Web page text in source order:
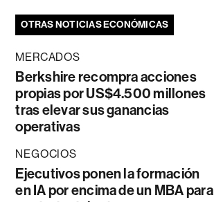
OTRAS NOTICIAS ECONÓMICAS
MERCADOS
Berkshire recompra acciones
propias por US$4.500 millones
tras elevar sus ganancias
operativas
NEGOCIOS
Ejecutivos ponen la formación
en IA por encima de un MBA para